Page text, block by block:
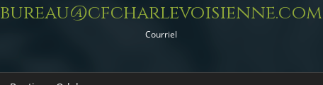
bureau@cfcharlevoisienne.com
Courriel